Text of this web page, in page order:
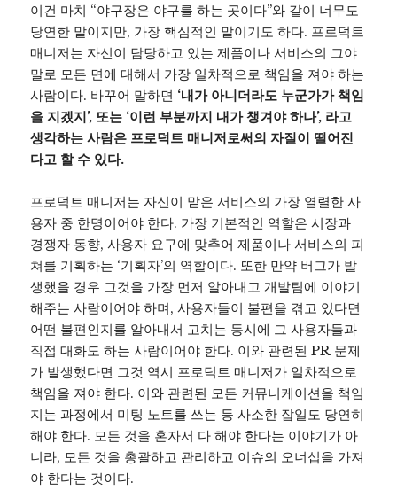
이건 마치 “야구장은 야구를 하는 곳이다”와 같이 너무도
당연한 말이지만, 가장 핵심적인 말이기도 하다. 프로덕트
매니저는 자신이 담당하고 있는 제품이나 서비스의 그야
말로 모든 면에 대해서 가장 일차적으로 책임을 져야 하는
사람이다. 바꾸어 말하면 ‘내가 아니더라도 누군가가 책임
을 지겠지’, 또는 ‘이런 부분까지 내가 챙겨야 하나’, 라고
생각하는 사람은 프로덕트 매니저로써의 자질이 떨어진
다고 할 수 있다.
프로덕트 매니저는 자신이 맡은 서비스의 가장 열렬한 사
용자 중 한명이어야 한다. 가장 기본적인 역할은 시장과
경쟁자 동향, 사용자 요구에 맞추어 제품이나 서비스의 피
쳐를 기획하는 ‘기획자’의 역할이다. 또한 만약 버그가 발
생했을 경우 그것을 가장 먼저 알아내고 개발팀에 이야기
해주는 사람이어야 하며, 사용자들이 불편을 겪고 있다면
어떤 불편인지를 알아내서 고치는 동시에 그 사용자들과
직접 대화도 하는 사람이어야 한다. 이와 관련된 PR 문제
가 발생했다면 그것 역시 프로덕트 매니저가 일차적으로
책임을 져야 한다. 이와 관련된 모든 커뮤니케이션을 책임
지는 과정에서 미팅 노트를 쓰는 등 사소한 잡일도 당연히
해야 한다. 모든 것을 혼자서 다 해야 한다는 이야기가 아
니라, 모든 것을 총괄하고 관리하고 이슈의 오너십을 가져
야 한다는 것이다.